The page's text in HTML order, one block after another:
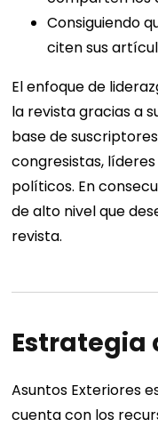
Consiguiendo
citen sus
El enfoque de
la revista gracias a
base de
congresistas,
políticos. En
de alto nivel que
revista.
Estrategia
Asuntos Exteriores
cuenta con los